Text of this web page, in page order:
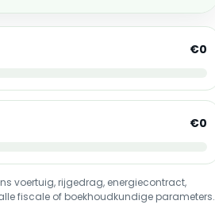
€0
€0
voertuig, rijgedrag, energiecontract,
fiscale of boekhoudkundige parameters.